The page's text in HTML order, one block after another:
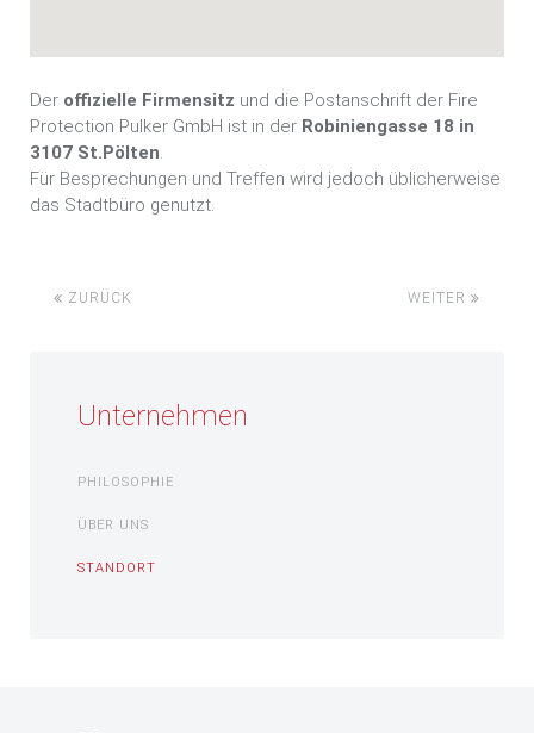
Der offizielle Firmensitz und die Postanschrift der Fire
Protection Pulker GmbH ist in der Robiniengasse 18 in
3107 St.Pölten.
Für Besprechungen und Treffen wird jedoch üblicherweise
das Stadtbüro genutzt.
ZURÜCK WEITER
Unternehmen
PHILOSOPHIE
ÜBER UNS
STANDORT